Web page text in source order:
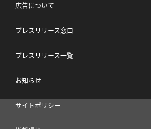
広告について
プレスリリース窓口
プレスリリース一覧
お知らせ
サイトポリシー